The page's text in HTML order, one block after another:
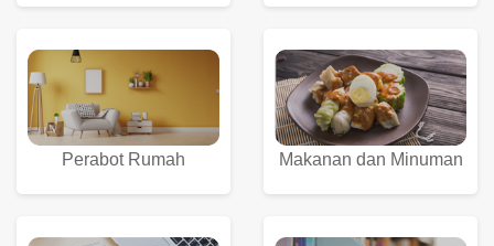
Perabot Rumah Makanan dan Minuman